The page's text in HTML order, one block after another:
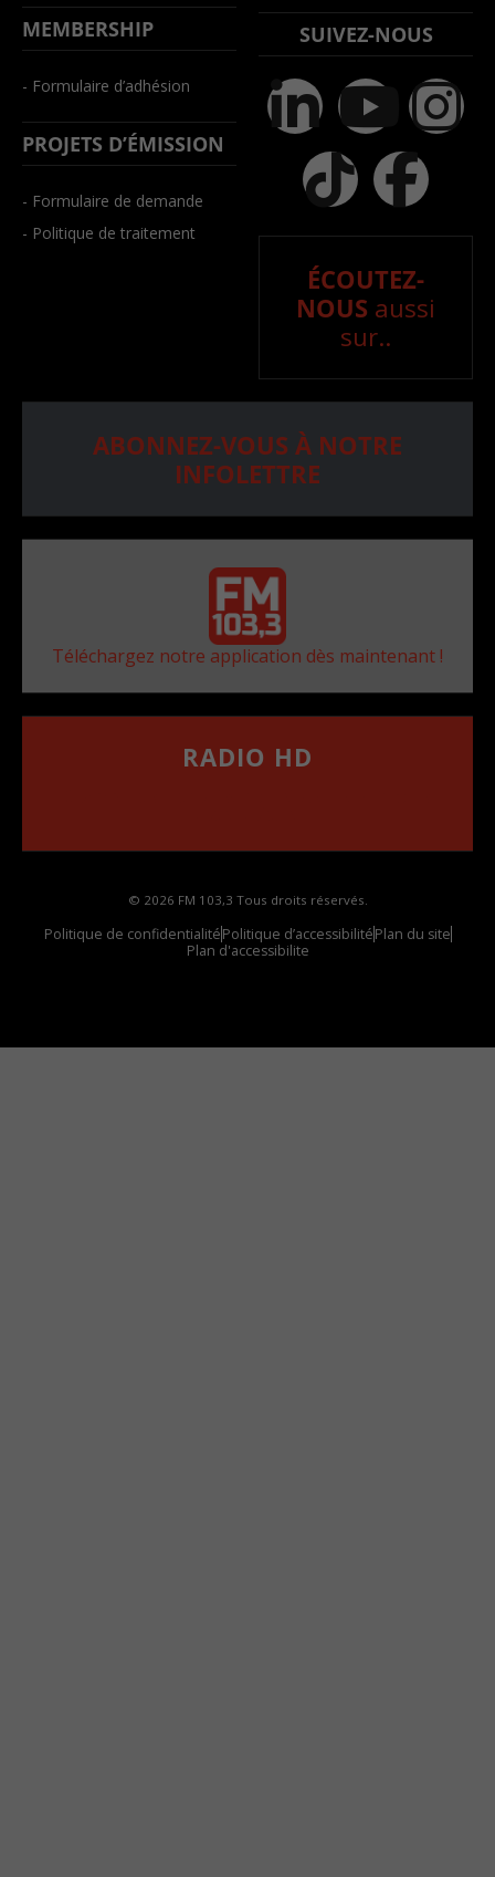
MEMBERSHIP
- Formulaire d’adhésion
PROJETS D’ÉMISSION
- Formulaire de demande
- Politique de traitement
SUIVEZ-NOUS
ÉCOUTEZ-
NOUS aussi
sur..
ABONNEZ-VOUS À NOTRE
INFOLETTRE
Téléchargez notre application dès maintenant !
RADIO HD
© 2026 FM 103,3 Tous droits réservés.
Politique de confidentialitéPolitique d’accessibilitéPlan du site
Plan d'accessibilite